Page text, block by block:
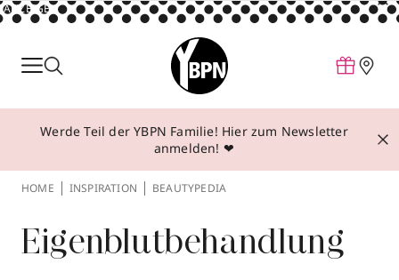
ANZEIGE
Parfum
Make-up
Behandlungen
Über YBPN
Werde Teil der YBPN Familie! Hier zum Newsletter
anmelden! ❤
HOME INSPIRATION BEAUTYPEDIA
Eigenblutbehandlung